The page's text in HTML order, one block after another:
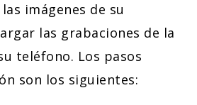
imágenes de su
las grabaciones de la
teléfono. Los pasos
son los siguientes: